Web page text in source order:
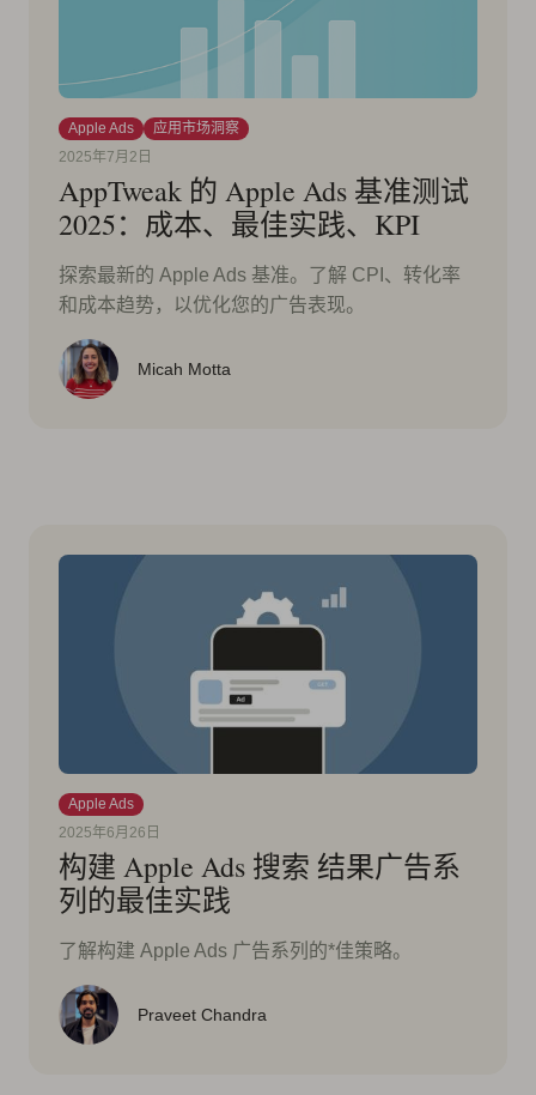
Apple Ads
应用市场洞察
2025年7月2日
AppTweak 的 Apple Ads 基准测试
2025：成本、最佳实践、KPI
探索最新的 Apple Ads 基准。了解 CPI、转化率
和成本趋势，以优化您的广告表现。
Micah Motta
Apple Ads
2025年6月26日
构建 Apple Ads 搜索 结果广告系
列的最佳实践
了解构建 Apple Ads 广告系列的*佳策略。
Praveet Chandra